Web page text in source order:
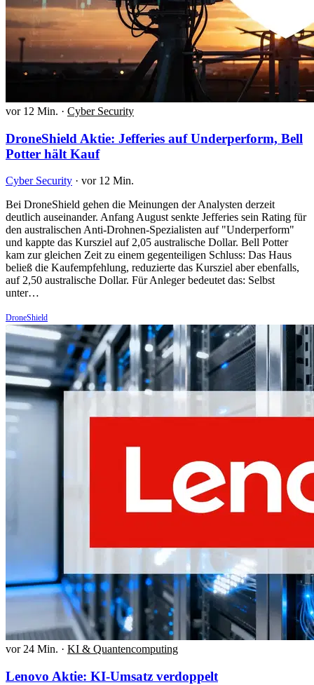
vor 12 Min. · Cyber Security
DroneShield Aktie: Jefferies auf Underperform, Bell
Potter hält Kauf
Cyber Security · vor 12 Min.
Bei DroneShield gehen die Meinungen der Analysten derzeit
deutlich auseinander. Anfang August senkte Jefferies sein Rating für
den australischen Anti-Drohnen-Spezialisten auf "Underperform"
und kappte das Kursziel auf 2,05 australische Dollar. Bell Potter
kam zur gleichen Zeit zu einem gegenteiligen Schluss: Das Haus
beließ die Kaufempfehlung, reduzierte das Kursziel aber ebenfalls,
auf 2,50 australische Dollar. Für Anleger bedeutet das: Selbst
unter…
DroneShield
vor 24 Min. · KI & Quantencomputing
Lenovo Aktie: KI-Umsatz verdoppelt